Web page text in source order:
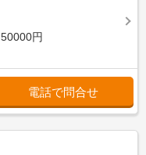
50000円
電話で問合せ